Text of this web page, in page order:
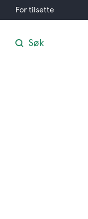
For tilsette
Søk